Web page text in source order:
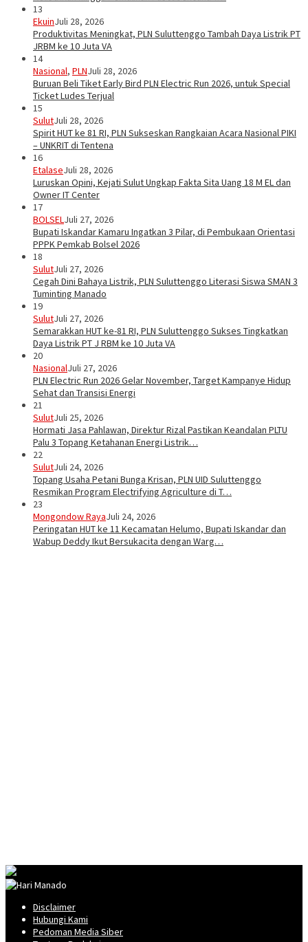
13
EkuinJuli 28, 2026
Produktivitas Meningkat, PLN Suluttenggo Tambah Daya Listrik PT
JRBM ke 10 Juta VA
14
Nasional, PLNJuli 28, 2026
Buruan Beli Tiket Early Bird PLN Electric Run 2026, untuk Special
Ticket Ludes Terjual
15
SulutJuli 28, 2026
Spirit HUT ke 81 RI, PLN Sukseskan Rangkaian Acara Nasional PIKI
– UNKRIT di Tentena
16
EtalaseJuli 28, 2026
Luruskan Opini, Kejati Sulut Ungkap Fakta Sita Uang 18 M EL dan
Owner IT Center
17
BOLSEL Juli 27, 2026
Bupati Iskandar Kamaru Ingatkan 3 Pilar, di Pembukaan Orientasi
PPPK Pemkab Bolsel 2026
18
SulutJuli 27, 2026
Cegah Dini Bahaya Listrik, PLN Suluttenggo Literasi Siswa SMAN 3
Tuminting Manado
19
SulutJuli 27, 2026
Semarakkan HUT ke-81 RI, PLN Suluttenggo Sukses Tingkatkan
Daya Listrik PT J RBM ke 10 Juta VA
20
NasionalJuli 27, 2026
PLN Electric Run 2026 Gelar November, Target Kampanye Hidup
Sehat dan Transisi Energi
21
SulutJuli 25, 2026
Hormati Jasa Pahlawan, Direktur Rizal Pastikan Keandalan PLTU
Palu 3 Topang Ketahanan Energi Listrik…
22
SulutJuli 24, 2026
Topang Usaha Petani Bunga Krisan, PLN UID Suluttenggo
Resmikan Program Electrifying Agriculture di T…
23
Mongondow RayaJuli 24, 2026
Peringatan HUT ke 11 Kecamatan Helumo, Bupati Iskandar dan
Wabup Deddy Ikut Bersukacita dengan Warg…
Disclaimer
Hubungi Kami
Pedoman Media Siber